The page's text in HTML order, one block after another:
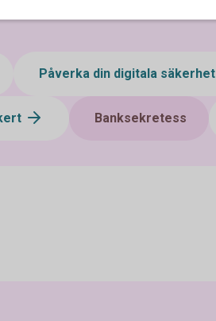
Påverka din digitala säkerhet
Banksekretess